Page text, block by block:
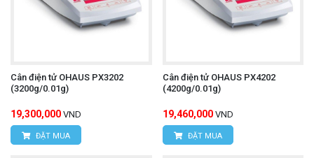
Cân điện tử OHAUS PX3202
(3200g/0.01g)
19,300,000 VND
ĐẶT MUA
Cân điện tử OHAUS PX4202
(4200g/0.01g)
19,460,000 VND
ĐẶT MUA